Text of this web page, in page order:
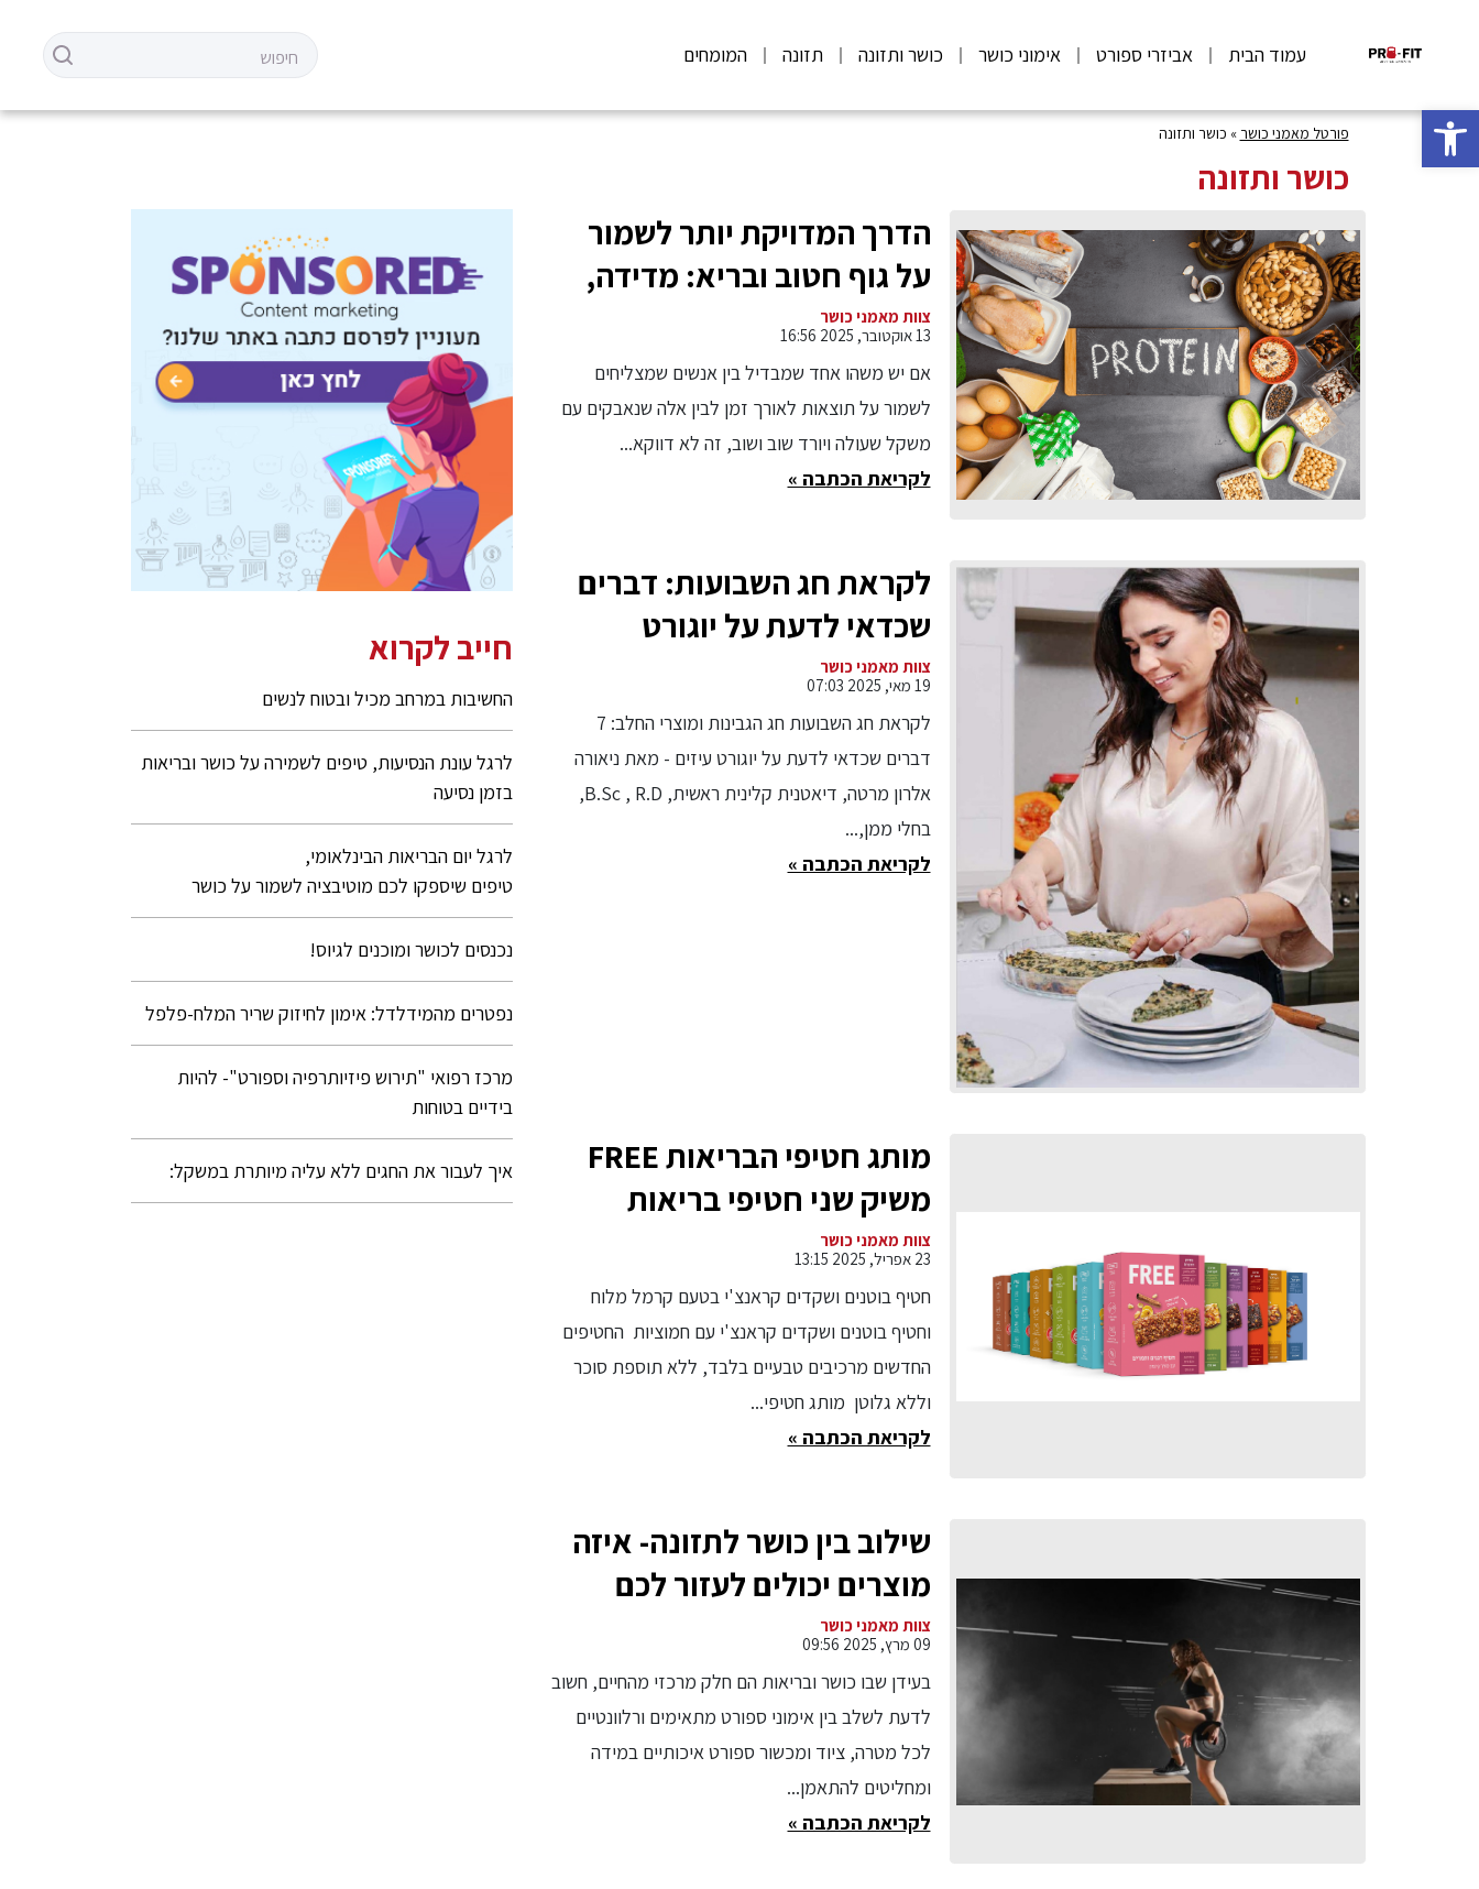
פתח סרגל נגישות
עמוד הבית אביזרי ספורט אימוני כושר כושר ותזונה תזונה המומחים
פורטל מאמני כושר» כושר ותזונה
כושר ותזונה
הדרך המדויקת יותר לשמור
על גוף חטוב ובריא: מדידה,
תבונה ועקביות
צוות מאמני כושר
13 אוקטובר, 2025 16:56
אם יש משהו אחד שמבדיל בין אנשים שמצליחים
לשמור על תוצאות לאורך זמן לבין אלה שנאבקים עם
משקל שעולה ויורד שוב ושוב, זה לא דווקא...
לקריאת הכתבה »
לקראת חג השבועות: דברים
שכדאי לדעת על יוגורט
ומתכונים - באדיבות חלי ממן
צוות מאמני כושר
19 מאי, 2025 07:03
לקראת חג השבועות חג הגבינות ומוצרי החלב: 7
דברים שכדאי לדעת על יוגורט עיזים - מאת ניאורה
אלרון מרטה, דיאטנית קלינית ראשית, B.Sc , R.D,
בחלי ממן,...
לקריאת הכתבה »
מותג חטיפי הבריאות FREE
משיק שני חטיפי בריאות
בטעמים חדשים:
צוות מאמני כושר
23 אפריל, 2025 13:15
חטיף בוטנים ושקדים קראנצ'י בטעם קרמל מלוח
וחטיף בוטנים ושקדים קראנצ'י עם חמוציות החטיפים
החדשים מרכיבים טבעיים בלבד, ללא תוספת סוכר
וללא גלוטן מותג חטיפי...
לקריאת הכתבה »
שילוב בין כושר לתזונה- איזה
מוצרים יכולים לעזור לכם
לעשות את זה טוב
צוות מאמני כושר
09 מרץ, 2025 09:56
בעידן שבו כושר ובריאות הם חלק מרכזי מהחיים, חשוב
לדעת לשלב בין אימוני ספורט מתאימים ורלוונטיים
לכל מטרה, ציוד ומכשור ספורט איכותיים במידה
ומחליטים להתאמן...
לקריאת הכתבה »
חייב לקרוא
החשיבות במרחב מכיל ובטוח לנשים
לרגל עונת הנסיעות, טיפים לשמירה על כושר ובריאות
בזמן נסיעה
לרגל יום הבריאות הבינלאומי,
טיפים שיספקו לכם מוטיבציה לשמור על כושר
נכנסים לכושר ומוכנים לגיוס!
נפטרים מהמידלדל: אימון לחיזוק שריר המלח-פלפל
מרכז רפואי "תירוש פיזיותרפיה וספורט"- להיות
בידיים בטוחות
איך לעבור את החגים ללא עליה מיותרת במשקל: